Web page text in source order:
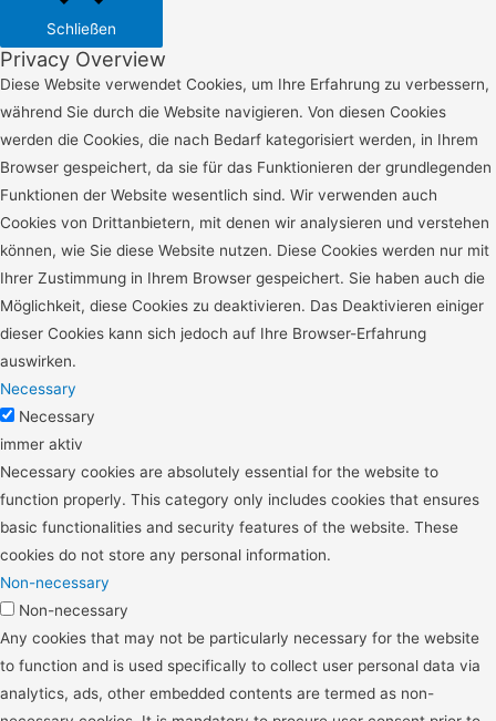
Schließen
Privacy Overview
Diese Website verwendet Cookies, um Ihre Erfahrung zu verbessern,
während Sie durch die Website navigieren. Von diesen Cookies
werden die Cookies, die nach Bedarf kategorisiert werden, in Ihrem
Browser gespeichert, da sie für das Funktionieren der grundlegenden
Funktionen der Website wesentlich sind. Wir verwenden auch
Cookies von Drittanbietern, mit denen wir analysieren und verstehen
können, wie Sie diese Website nutzen. Diese Cookies werden nur mit
Ihrer Zustimmung in Ihrem Browser gespeichert. Sie haben auch die
Möglichkeit, diese Cookies zu deaktivieren. Das Deaktivieren einiger
dieser Cookies kann sich jedoch auf Ihre Browser-Erfahrung
auswirken.
Necessary
Necessary
immer aktiv
Necessary cookies are absolutely essential for the website to
function properly. This category only includes cookies that ensures
basic functionalities and security features of the website. These
cookies do not store any personal information.
Non-necessary
Non-necessary
Any cookies that may not be particularly necessary for the website
to function and is used specifically to collect user personal data via
analytics, ads, other embedded contents are termed as non-